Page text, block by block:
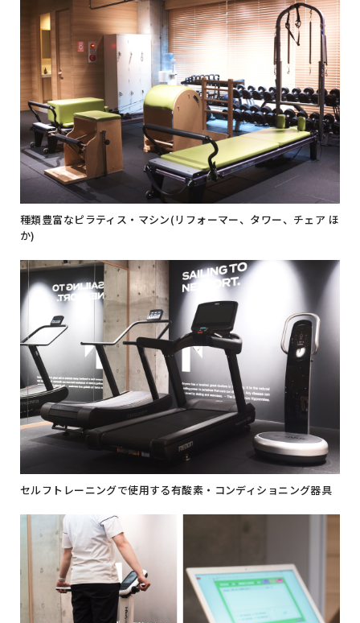
種類豊富なピラティス・マシン(リフォーマー、タワー、チェア ほ
か)
セルフトレーニングで使用する有酸素・コンディショニング器具